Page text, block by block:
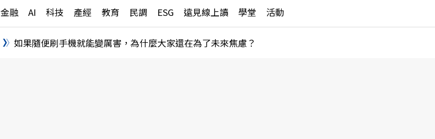
金融 AI 科技 產經 教育 民調 ESG 遠見線上讀 學堂 活動
國際
縣市施政調查全解析
更多訂閱方案
如果隨便刷手機就能變厲害，為什麼大家還在為了未來焦慮？